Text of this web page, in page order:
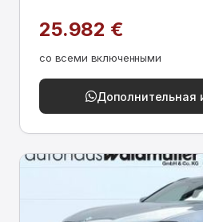
25.982 €
со всеми включенными
Дополнительная